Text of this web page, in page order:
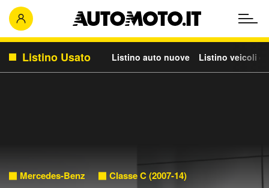
Listino Usato Listino auto nuove Listino veicoli
Mercedes-Benz Classe C (2007-14)